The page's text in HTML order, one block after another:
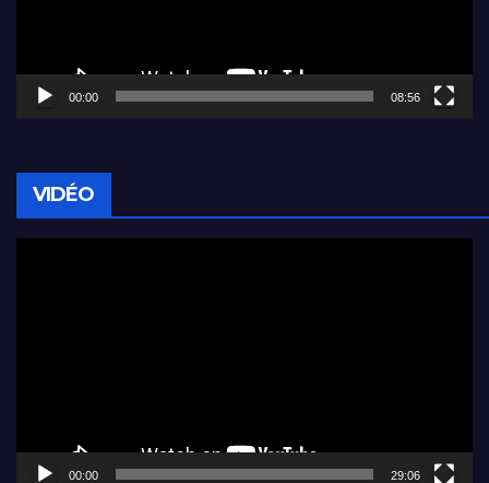
00:00 08:56
VIDÉO
00:00 29:06